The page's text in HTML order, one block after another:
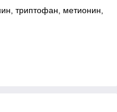
триптофан, метионин,